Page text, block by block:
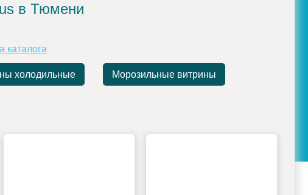
в Тюмени
каталога
холодильные Морозильные витрины